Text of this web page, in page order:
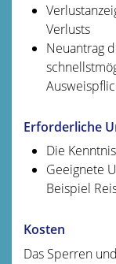
Verlusts
Neuantrag
Erforderliche
Die
Geeignete
Beispiel
Kosten
Das Sperren